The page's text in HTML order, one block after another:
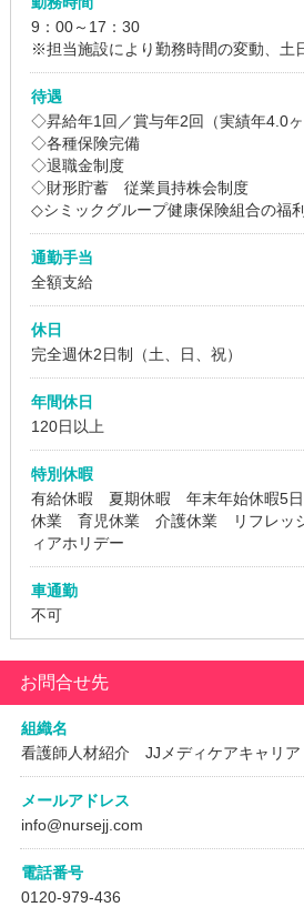
9：00～17：30
※担当施設により勤務時間の変動、土
待遇
◇昇給年1回／賞与年2回（実績年4.0ヶ
◇各種保険完備
◇退職金制度
◇財形貯蓄 従業員持株会制度
◇シミックグループ健康保険組合の福
通勤手当
全額支給
休日
完全週休2日制（土、日、祝）
年間休日
120日以上
特別休暇
有給休暇 夏期休暇 年末年始休暇5
休業 育児休業 介護休業 リフレッ
ィアホリデー
車通勤
不可
お問合せ先
組織名
看護師人材紹介 JJメディケアキャリア
メールアドレス
info@nursejj.com
電話番号
0120-979-436